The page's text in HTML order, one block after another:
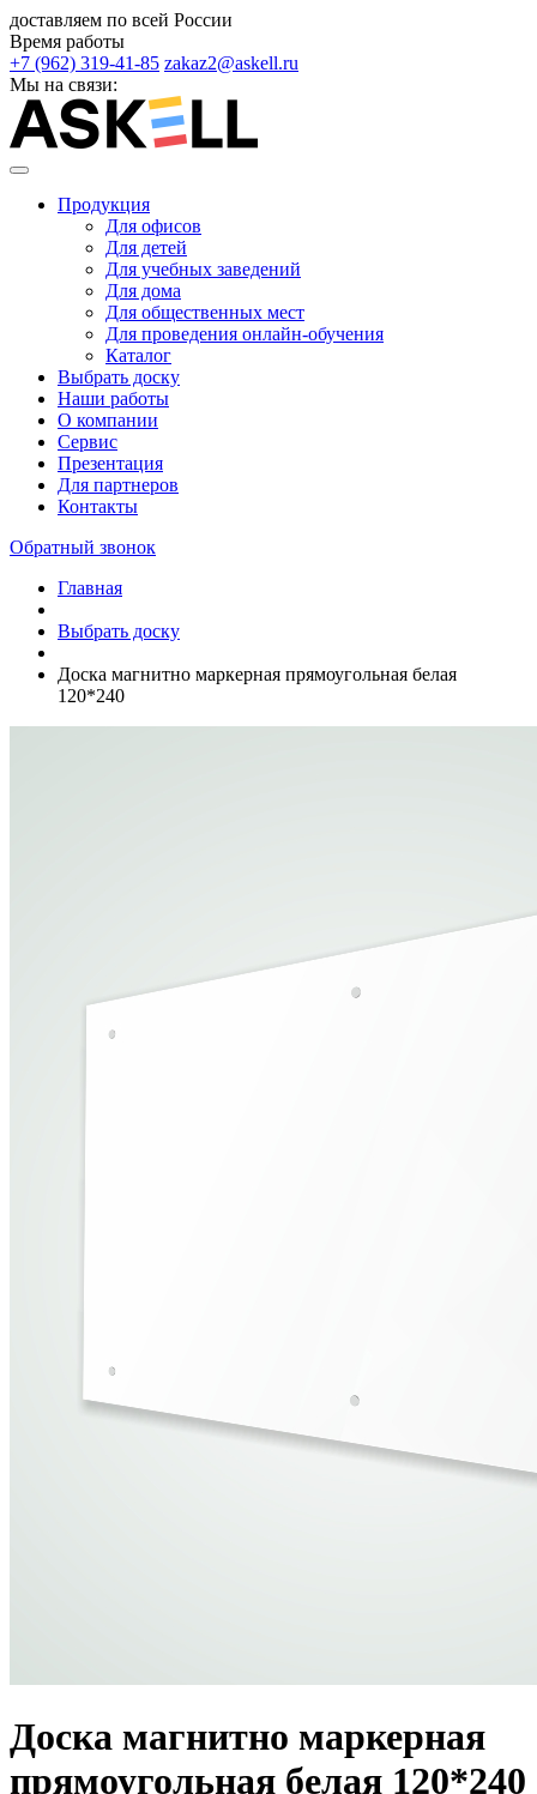
доставляем по всей России
Время работы
+7 (962) 319-41-85 zakaz2@askell.ru
Мы на связи:
Продукция
Для офисов
Для детей
Для учебных заведений
Для дома
Для общественных мест
Для проведения онлайн-обучения
Каталог
Выбрать доску
Наши работы
О компании
Сервис
Презентация
Для партнеров
Контакты
Обратный звонок
Главная
Выбрать доску
Доска магнитно маркерная прямоугольная белая
120*240
Доска магнитно маркерная
прямоугольная белая 120*240